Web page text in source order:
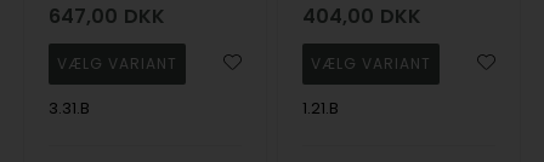
647,00 DKK
3.31.B
404,00 DKK
1.21.B